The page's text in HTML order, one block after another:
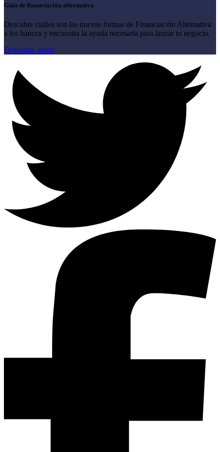
Guía de financiación alternativa
Descubre cuáles son las nuevas formas de Financiación Alternativa
a los bancos y encuentra la ayuda necesaria para lanzar tu negocio.
Descargar gratis